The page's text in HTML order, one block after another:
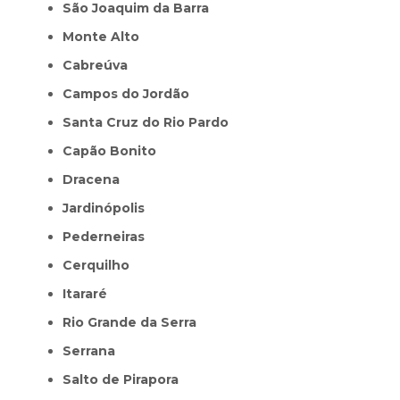
São Joaquim da Barra
Monte Alto
Cabreúva
Campos do Jordão
Santa Cruz do Rio Pardo
Capão Bonito
Dracena
Jardinópolis
Pederneiras
Cerquilho
Itararé
Rio Grande da Serra
Serrana
Salto de Pirapora